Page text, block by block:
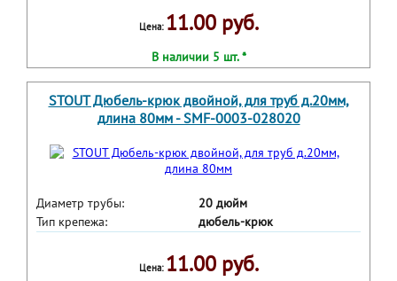
Цена: 11.00 руб.
В наличии 5 шт. *
STOUT Дюбель-крюк двойной, для труб д.20мм,
длина 80мм - SMF-0003-028020
Диаметр трубы:
20 дюйм
Тип крепежа:
дюбель-крюк
Цена: 11.00 руб.